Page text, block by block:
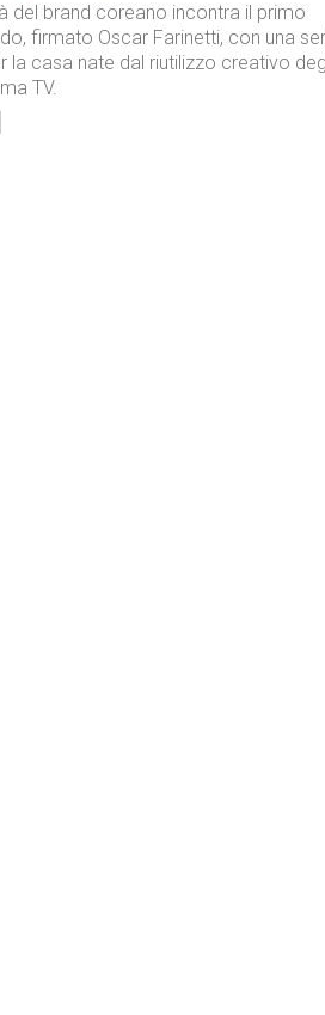
del brand coreano incontra il primo
firmato Oscar Farinetti, con una
la casa nate dal riutilizzo creativo
TV.